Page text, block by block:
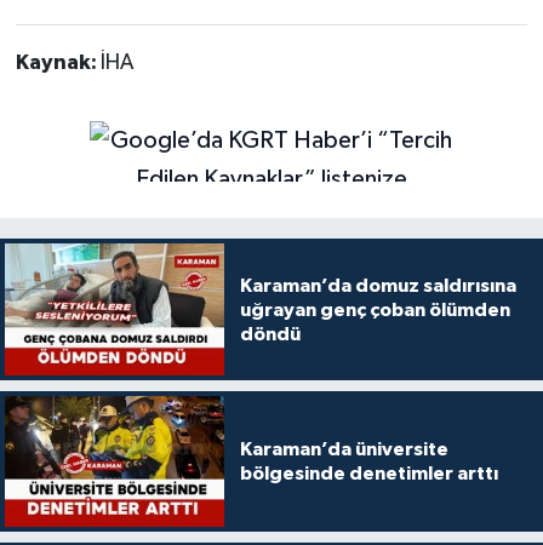
Kaynak: İHA
Karaman’da domuz saldırısına
uğrayan genç çoban ölümden
döndü
Karaman’da üniversite
bölgesinde denetimler arttı